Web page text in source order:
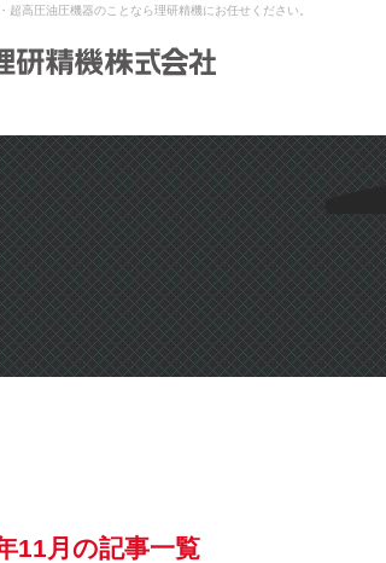
超高圧油圧機器のことなら理研精機にお任せください。
11月の記事一覧